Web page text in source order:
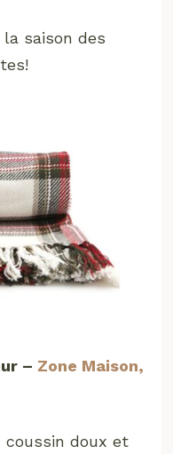
saison des
– Zone Maison,
coussin doux et